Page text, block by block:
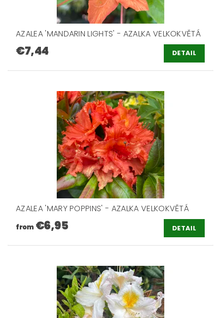
AZALEA 'MANDARIN LIGHTS' - AZALKA VELKOKVĚTÁ
€7,44 DETAIL
AZALEA 'MARY POPPINS' - AZALKA VELKOKVĚTÁ
from €6,95 DETAIL